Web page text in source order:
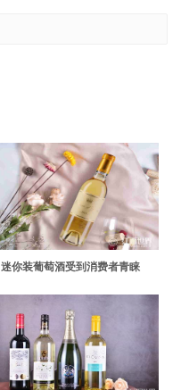
迷你装葡萄酒受到消费者青睐